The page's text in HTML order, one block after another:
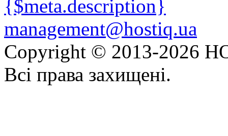
management@hostiq.ua
Copyright © 2013-2026
Всі права захищені.